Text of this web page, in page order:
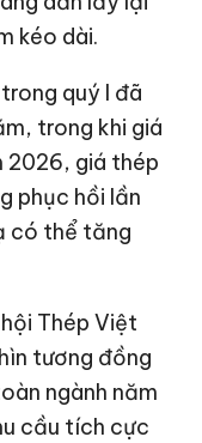
kéo dài.
quý I đã
trong khi giá
2026, giá thép
phục hồi lần
có thể tăng
Thép Việt
tương đồng
ngành năm
cầu tích cực